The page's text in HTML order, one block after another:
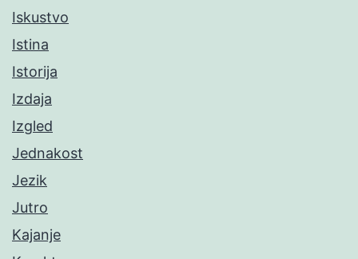
Iskustvo
Istina
Istorija
Izdaja
Izgled
Jednakost
Jezik
Jutro
Kajanje